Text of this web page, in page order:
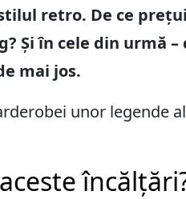
retro. De ce
Și în cele din urmă –
mai jos.
unor legende